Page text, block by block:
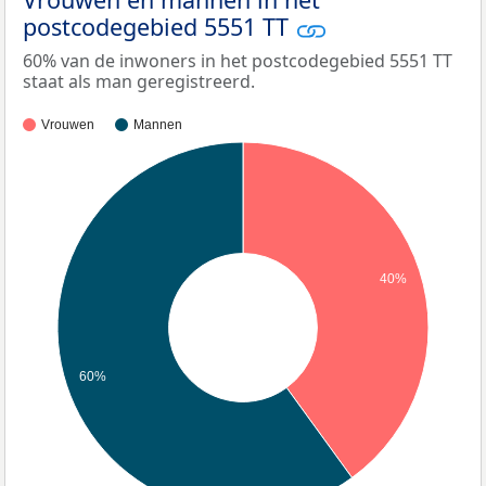
postcodegebied 5551 TT
60% van de inwoners in het postcodegebied 5551 TT
staat als man geregistreerd.
Vrouwen Mannen
40%
60%